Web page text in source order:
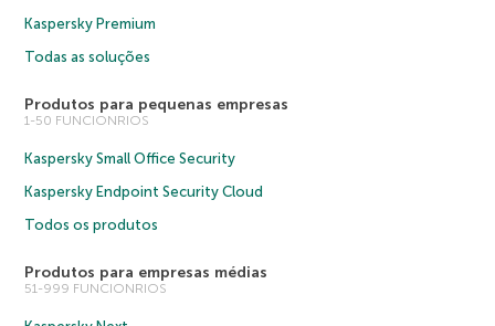
Kaspersky Premium
Todas as soluções
Produtos para pequenas empresas
1-50 FUNCIONRIOS
Kaspersky Small Office Security
Kaspersky Endpoint Security Cloud
Todos os produtos
Produtos para empresas médias
51-999 FUNCIONRIOS